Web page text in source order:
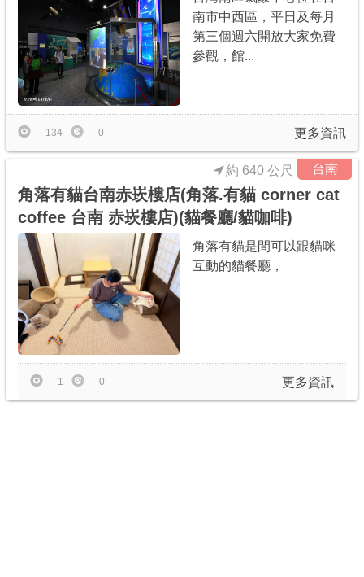
南市中西區，平日及每月
第三個週六開放大家免費
參觀，館...
更多資訊
134 0
台南
約 640 公尺
角落有貓台南赤崁樓店(角落.有貓 corner cat
coffee 台南 赤崁樓店)(貓餐廳/貓咖啡)
角落有貓是間可以跟貓咪
互動的貓餐廳，
更多資訊
1 0